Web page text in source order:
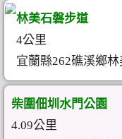
林美石磐步道
4公里
宜蘭縣262礁溪鄉
柴圍佃圳水門公園
4.09公里